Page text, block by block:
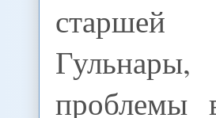
проблемы